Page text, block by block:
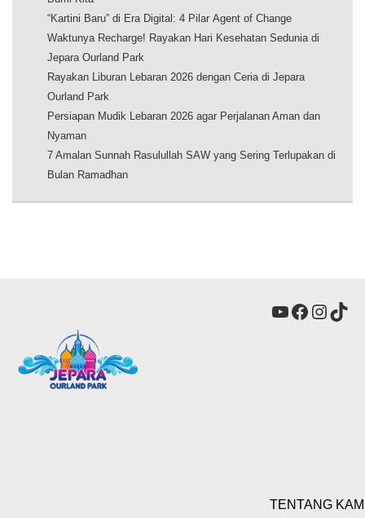
“Kartini Baru” di Era Digital: 4 Pilar Agent of Change
Waktunya Recharge! Rayakan Hari Kesehatan Sedunia di
Jepara Ourland Park
Rayakan Liburan Lebaran 2026 dengan Ceria di Jepara
Ourland Park
Persiapan Mudik Lebaran 2026 agar Perjalanan Aman dan
Nyaman
7 Amalan Sunnah Rasulullah SAW yang Sering Terlupakan di
Bulan Ramadhan
YouTube
TENTANG